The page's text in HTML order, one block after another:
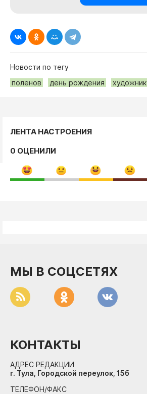
Новости по тегу
поленов
день рождения художник
ЛЕНТА НАСТРОЕНИЯ
0 ОЦЕНИЛИ
МЫ В СОЦСЕТЯХ
КОНТАКТЫ
АДРЕС РЕДАКЦИИ
г. Тула, Городской переулок, 15б
ТЕЛЕФОН/ФАКС